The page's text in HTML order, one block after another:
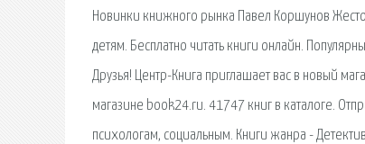
Новинки книжного рынка Павел Коршунов
детям. Бесплатно читать книги онлайн.
Друзья! Центр-Книга приглашает вас в новый
магазине book24.ru. 41747 книг в каталоге.
психологам, социальным. Книги жанра -